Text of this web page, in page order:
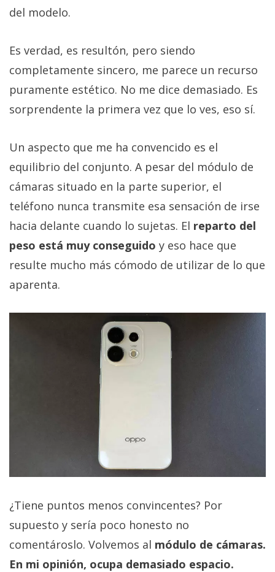
del modelo.
Es verdad, es resultón, pero siendo
completamente sincero, me parece un recurso
puramente estético. No me dice demasiado. Es
sorprendente la primera vez que lo ves, eso sí.
Un aspecto que me ha convencido es el
equilibrio del conjunto. A pesar del módulo de
cámaras situado en la parte superior, el
teléfono nunca transmite esa sensación de irse
hacia delante cuando lo sujetas. El reparto del
peso está muy conseguido y eso hace que
resulte mucho más cómodo de utilizar de lo que
aparenta.
¿Tiene puntos menos convincentes? Por
supuesto y sería poco honesto no
comentároslo. Volvemos al módulo de cámaras.
En mi opinión, ocupa demasiado espacio.